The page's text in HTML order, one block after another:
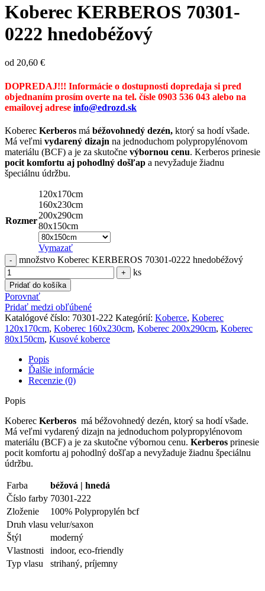
Koberec KERBEROS 70301-
0222 hnedobéžový
od 20,60 €
DOPREDAJ!!! Informácie o dostupnosti dopredaja si pred
objednaním prosím overte na tel. čísle 0903 536 043 alebo na
emailovej adrese info@edrozd.sk
Koberec Kerberos má béžovohnedý dezén, ktorý sa hodí všade.
Má veľmi vydarený dizajn na jednoduchom polypropylénovom
materiálu (BCF) a je za skutočne výbornou cenu. Kerberos prinesie
pocit komfortu aj pohodlný došľap a nevyžaduje žiadnu
špeciálnu údržbu.
Rozmer
120x170cm
160x230cm
200x290cm
80x150cm
Vymazať
množstvo Koberec KERBEROS 70301-0222 hnedobéžový
ks
Pridať do košíka
Porovnať
Pridať medzi obľúbené
Katalógové číslo: 70301-222 Kategórií: Koberce, Koberec
120x170cm, Koberec 160x230cm, Koberec 200x290cm, Koberec
80x150cm, Kusové koberce
Popis
Ďalšie informácie
Recenzie (0)
Popis
Koberec Kerberos má béžovohnedý dezén, ktorý sa hodí všade.
Má veľmi vydarený dizajn na jednoduchom polypropylénovom
materiálu (BCF) a je za skutočne výbornou cenu. Kerberos prinesie
pocit komfortu aj pohodlný došľap a nevyžaduje žiadnu špeciálnu
údržbu.
Farba
béžová | hnedá
Číslo farby 70301-222
Zloženie
100% Polypropylén bcf
Druh vlasu velur/saxon
Štýl
moderný
Vlastnosti
indoor, eco-friendly
Typ vlasu
strihaný, príjemny